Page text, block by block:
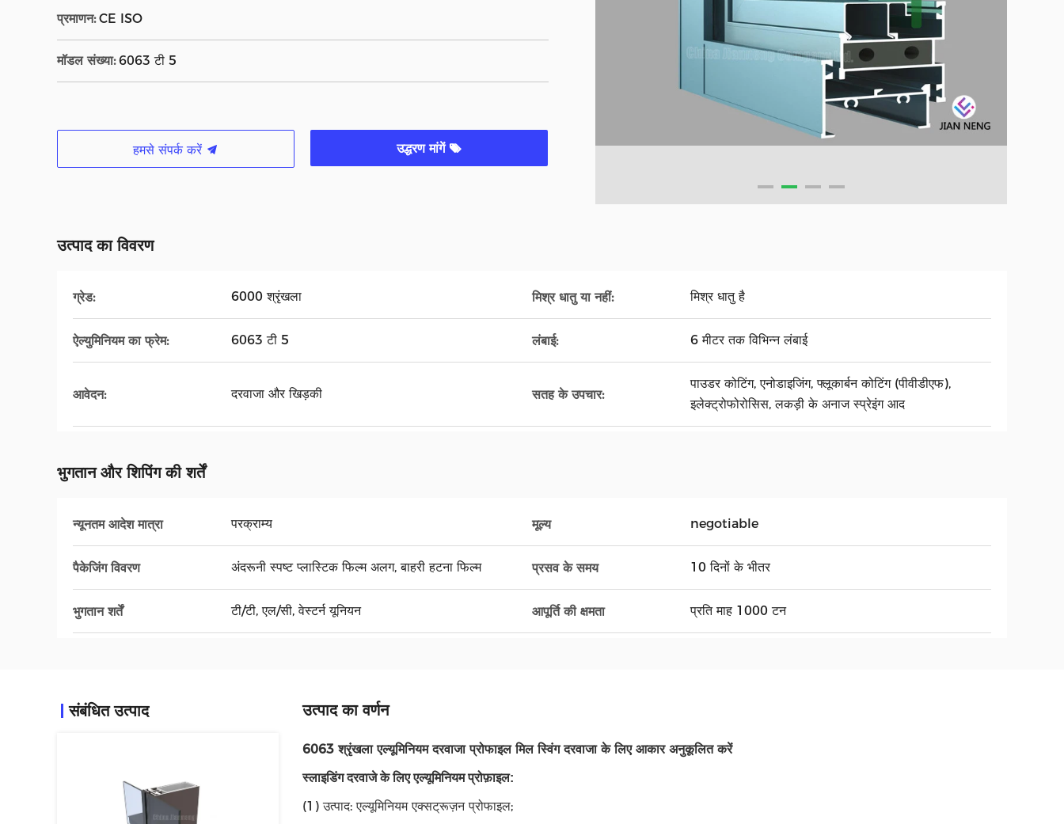
प्रमाणन: CE ISO
मॉडल संख्या: 6063 टी 5
हमसे संपर्क करें उद्धरण मांगें
उत्पाद का विवरण
ग्रेड: 6000 श्रृंखला मिश्र धातु या नहीं: मिश्र धातु है
ऐल्युमिनियम का फ्रेम: 6063 टी 5 लंबाई: 6 मीटर तक विभिन्न लंबाई
आवेदन: दरवाजा और खिड़की सतह के उपचार:
पाउडर कोटिंग, एनोडाइजिंग, फ्लूकार्बन कोटिंग (पीवीडीएफ),
इलेक्ट्रोफोरोसिस, लकड़ी के अनाज स्प्रेइंग आद
भुगतान और शिपिंग की शर्तें
न्यूनतम आदेश मात्रा परक्राम्य मूल्य negotiable
पैकेजिंग विवरण अंदरूनी स्पष्ट प्लास्टिक फिल्म अलग, बाहरी हटना फिल्म प्रसव के समय 10 दिनों के भीतर
भुगतान शर्तें टी/टी, एल/सी, वेस्टर्न यूनियन आपूर्ति की क्षमता प्रति माह 1000 टन
संबंधित उत्पाद उत्पाद का वर्णन
6063 श्रृंखला एल्यूमिनियम दरवाजा प्रोफाइल मिल स्विंग दरवाजा के लिए आकार अनुकूलित करें
स्लाइडिंग दरवाजे के लिए एल्यूमिनियम प्रोफ़ाइल:
(1) उत्पाद: एल्यूमिनियम एक्सट्रूज़न प्रोफाइल;